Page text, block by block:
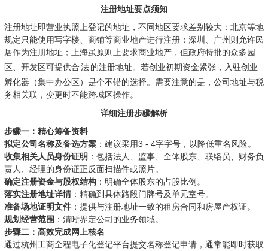
注册地址要点须知
注册地址即营业执照上登记的地址，不同地区要求差别较大：北京等地
规定只能使用写字楼、商铺等商业地产进行注册；深圳、广州则允许民
居作为注册地址；上海虽原则上要求商业地产，但政府特批的众多园
区、开发区可提供合法的注册地址。若创业初期资金紧张，入驻创业
孵化器（集中办公区）是个不错的选择。需要注意的是，公司地址与税
务相关联，变更时不能跨城区操作。
详细注册步骤解析
步骤一：精心筹备资料
拟定公司名称及备选方案 ：建议采用3 - 4字字号，以降低重名风险。
收集相关人员身份证明 ：包括法人、监事、全体股东、联络员、财务负
责人、经理的身份证正反面扫描件或照片。
确定注册资金与股权结构 ：明确全体股东的占股比例。
落实注册地址详情 ：精确到具体路段门牌号及单元室号。
准备场地证明文件 ：提供与注册地址一致的租房合同和房屋产权证。
规划经营范围 ：清晰界定公司的业务领域。
步骤二：高效完成网上核名
通过杭州工商全程电子化登记平台提交名称登记申请，通常能即时获取